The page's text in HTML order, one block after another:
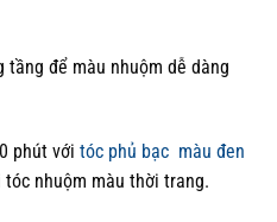
để màu nhuộm dễ dàng
phút với tóc phủ bạc màu đen
nhuộm màu thời trang.